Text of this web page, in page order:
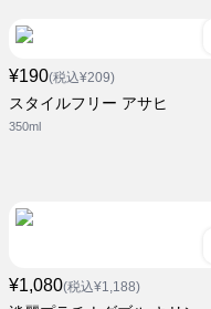
¥190(税込¥209)
スタイルフリー アサヒ
350ml
¥1,080(税込¥1,188)